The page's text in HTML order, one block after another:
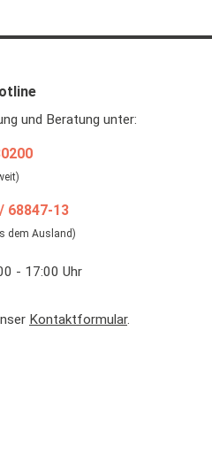
und Beratung unter:
68847-13
dem Ausland)
- 17:00 Uhr
Kontaktformular.